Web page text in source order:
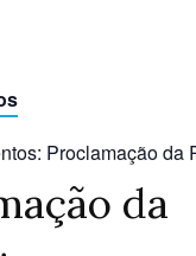
Proclamação da
da